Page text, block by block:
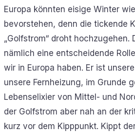
Europa könnten eisige Winter
bevorstehen, denn die tickende
„Golfstrom“ droht hochzugehen.
nämlich eine entscheidende
wir in Europa haben. Er ist
unsere Fernheizung, im Grunde
Lebenselixier von Mittel- und
der Golfstrom aber nah an der
kurz vor dem Kipppunkt. Kippt